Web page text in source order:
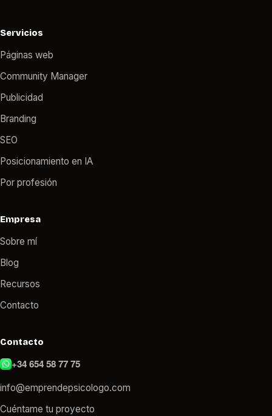
Servicios
Páginas web
Community Manager
Publicidad
Branding
SEO
Posicionamiento en IA
Por profesión
Empresa
Sobre mí
Blog
Recursos
Contacto
Contacto
+34 654 58 77 75
info@emprendepsicologo.com
Cuéntame tu proyecto